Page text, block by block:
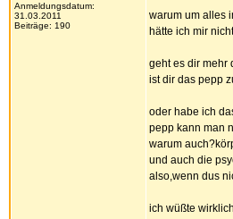
Anmeldungsdatum:
31.03.2011
Beiträge: 190
warum um alles
hätte ich mir
geht es dir mehr
ist dir das pepp
oder habe ich
pepp kann man
warum
und auch die
also,wenn dus
ich wüßte